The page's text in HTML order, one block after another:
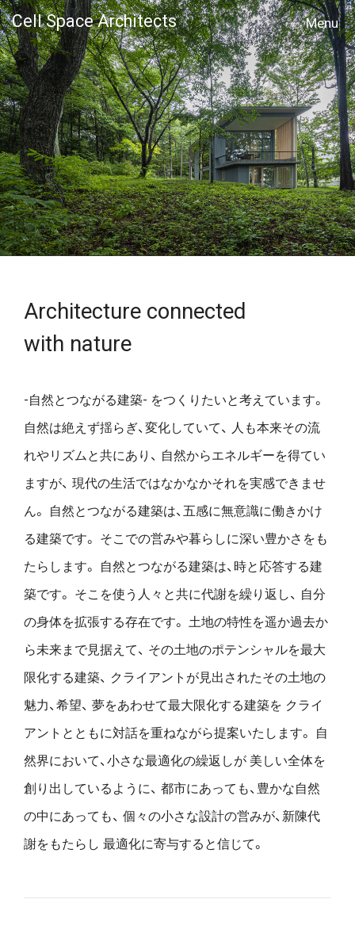
Cell Space Architects
MENU
Architecture connected
with nature
-自然とつながる建築- をつくりたいと考えています。
自然は絶えず揺らぎ、変化していて、
人も本来その流
れやリズムと共にあり、 自然からエネルギーを得てい
ますが、 現代の生活ではなかなかそれを実感できませ
ん。
自然とつながる建築は、五感に無意識に働きかけ
る建築です。 そこでの営みや暮らしに深い豊かさをも
たらします。
自然とつながる建築は、時と応答する建
築です。 そこを使う人々と共に代謝を繰り返し、 自分
の身体を拡張する存在です。 土地の特性を遥か過去か
ら未来まで見据えて、 その土地のポテンシャルを最大
限化する建築、 クライアントが見出されたその土地の
魅力、希望、 夢をあわせて最大限化する建築を クライ
アントとともに対話を重ねながら提案いたします。
自
然界において、小さな最適化の繰返しが 美しい全体を
創り出しているように、 都市にあっても、豊かな自然
の中にあっても、 個々の小さな設計の営みが、新陳代
謝をもたらし 最適化に寄与すると信じて。